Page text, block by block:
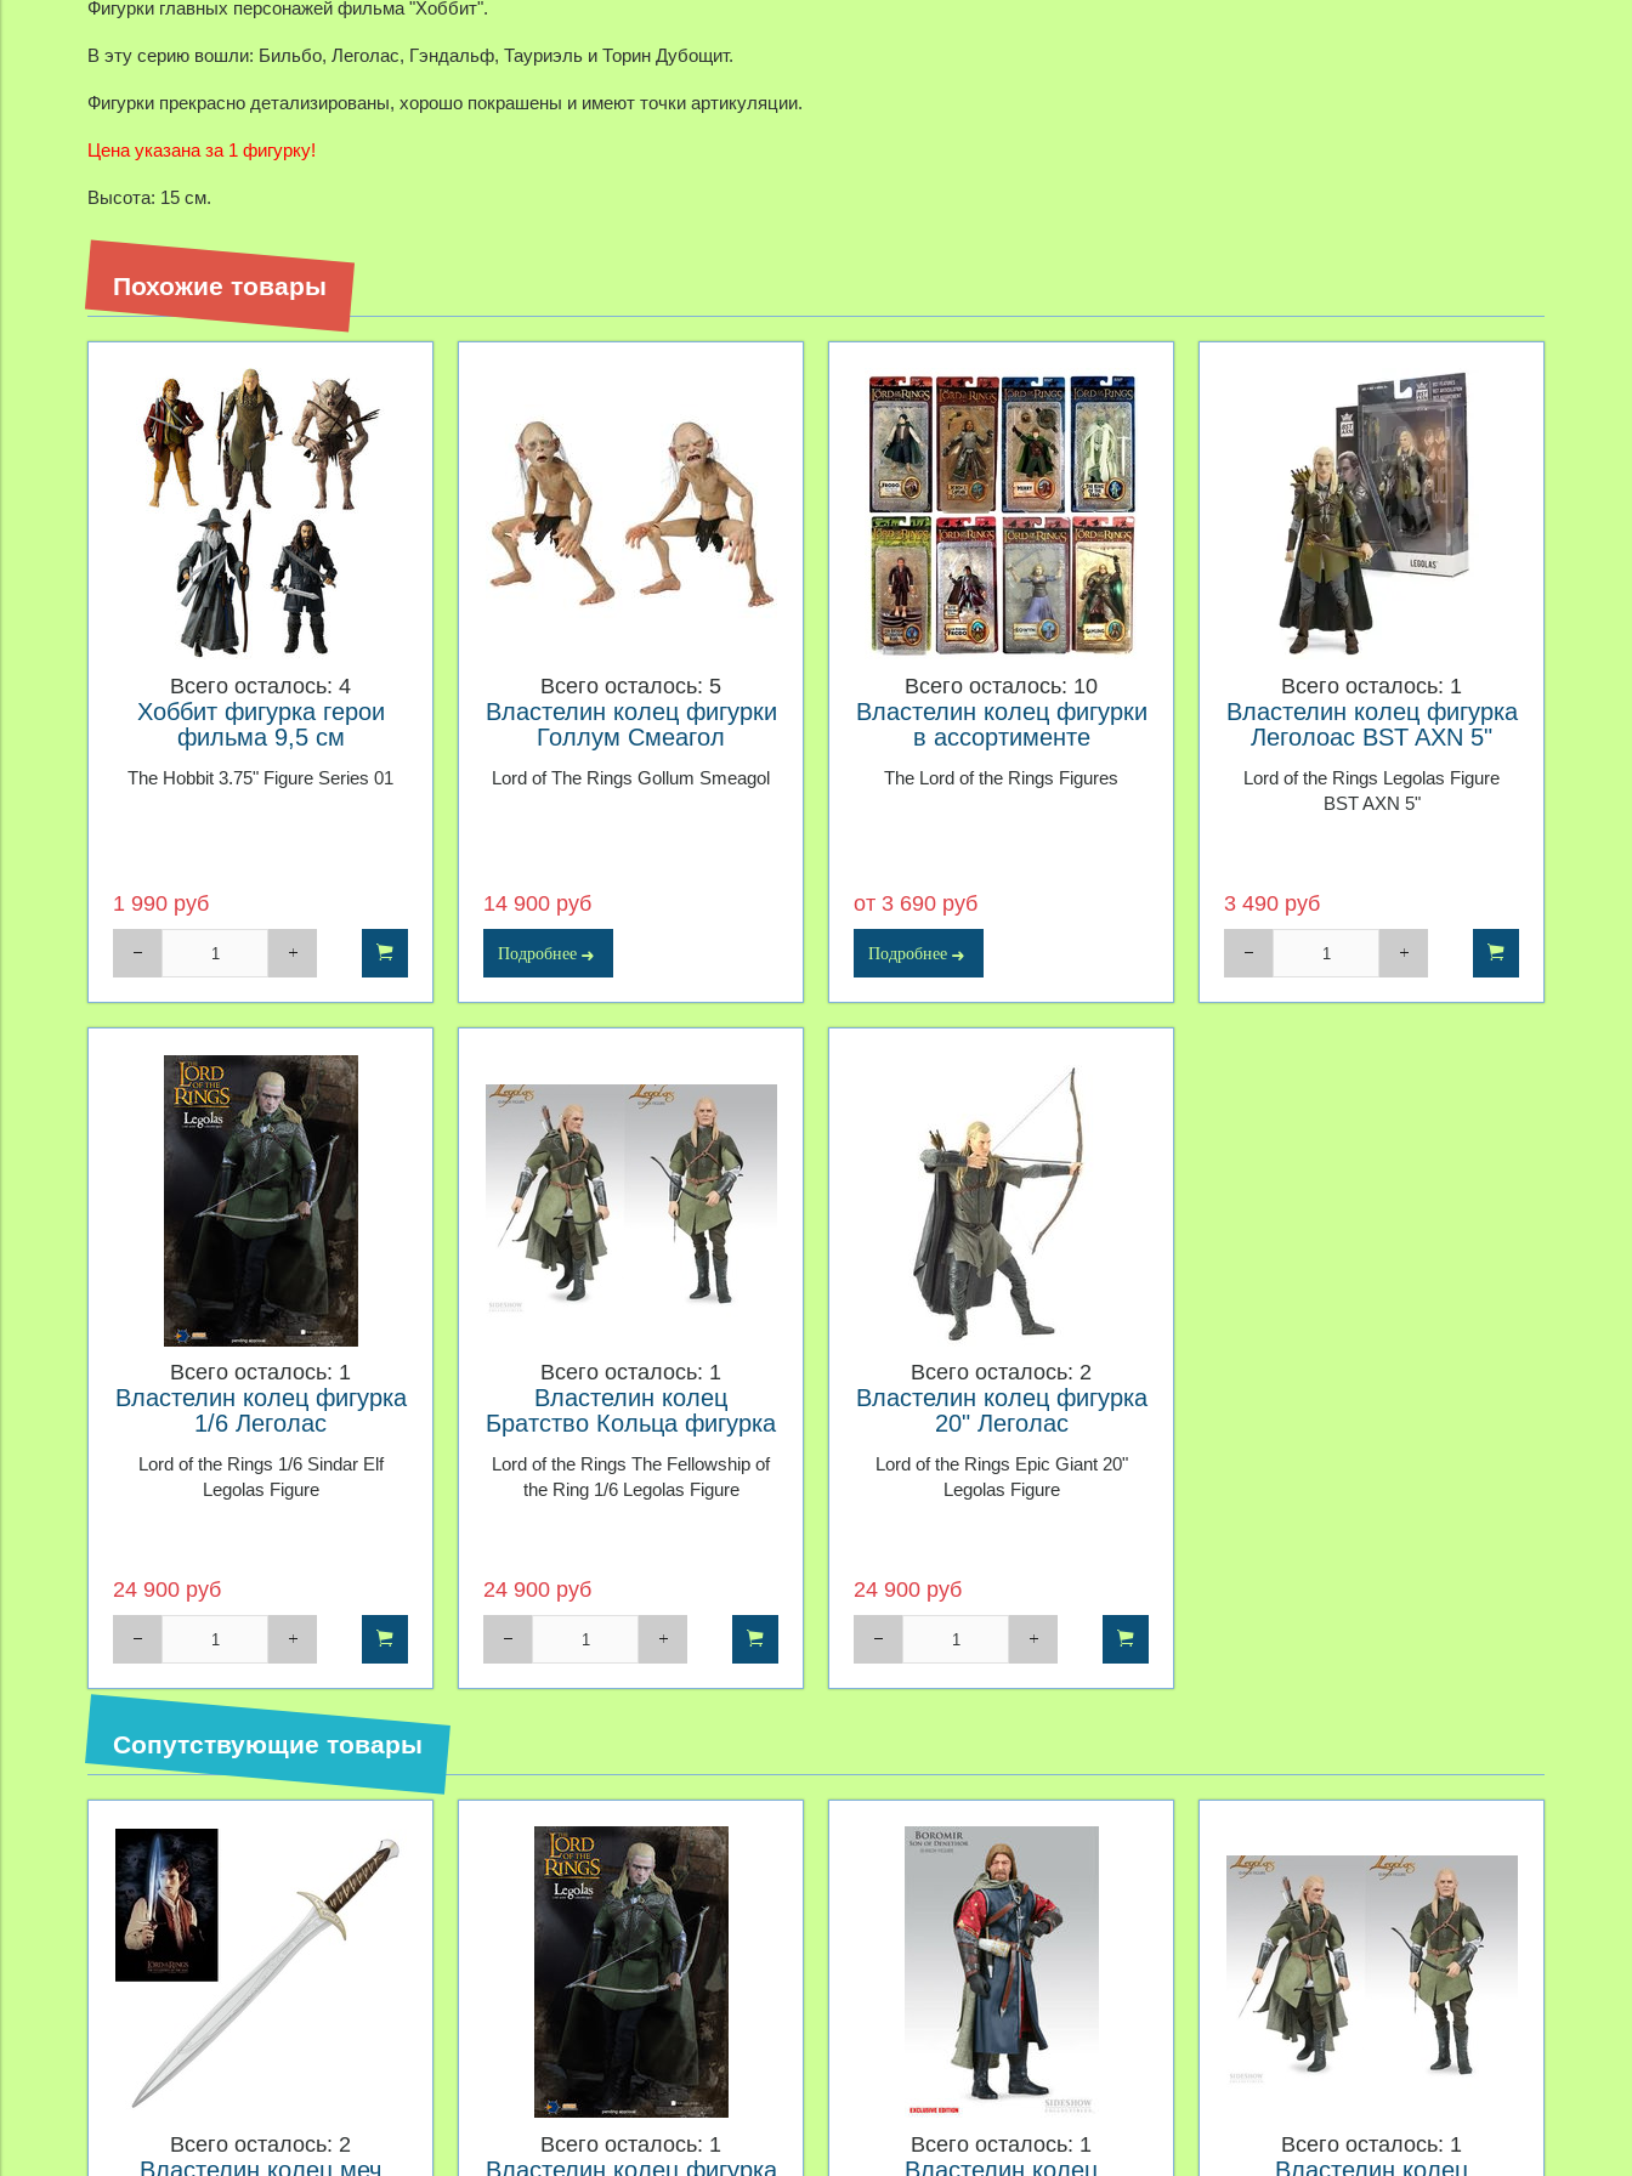
Фигурки главных персонажей фильма "Хоббит".
В эту серию вошли: Бильбо, Леголас, Гэндальф, Тауриэль и Торин Дубощит.
Фигурки прекрасно детализированы, хорошо покрашены и имеют точки артикуляции.
Цена указана за 1 фигурку!
Высота: 15 см.
Похожие товары
Всего осталось: 4
Хоббит фигурка герои
фильма 9,5 см
The Hobbit 3.75" Figure Series 01
1 990 руб
Всего осталось: 5
Властелин колец фигурки
Голлум Смеагол
Lord of The Rings Gollum Smeagol
14 900 руб
Подробнее
Всего осталось: 10
Властелин колец фигурки
в ассортименте
The Lord of the Rings Figures
от 3 690 руб
Подробнее
Всего осталось: 1
Властелин колец фигурка
Леголоас BST AXN 5"
Lord of the Rings Legolas Figure
BST AXN 5"
3 490 руб
Всего осталось: 1
Властелин колец фигурка
1/6 Леголас
Lord of the Rings 1/6 Sindar Elf
Legolas Figure
24 900 руб
Всего осталось: 1
Властелин колец
Братство Кольца фигурка
Lord of the Rings The Fellowship of
the Ring 1/6 Legolas Figure
24 900 руб
Всего осталось: 2
Властелин колец фигурка
20" Леголас
Lord of the Rings Epic Giant 20"
Legolas Figure
24 900 руб
Сопутствующие товары
Всего осталось: 2
Властелин колец меч
Всего осталось: 1
Властелин колец фигурка
Всего осталось: 1
Властелин колец
Всего осталось: 1
Властелин колец